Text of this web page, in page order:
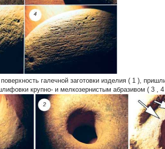
галечной заготовки изделия ( 1 ),
крупно- и мелкозернистым абразивом ( 3 4